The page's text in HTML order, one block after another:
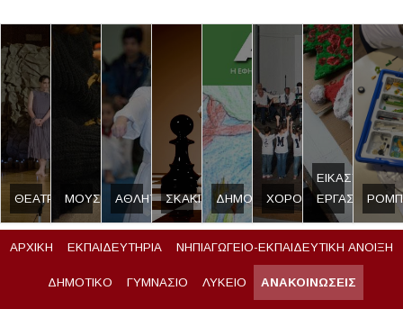
ΘΕΑΤΡΟ ΜΟΥΣΙΚΗΑΘΛΗΤΙΣΜΟΣ
ΣΚΑΚΙ ΔΗΜΟΣΙΟΓΡΑΦΙΑ
ΧΟΡΟΣ
ΕΙΚΑΣΤΙΚΟ
ΕΡΓΑΣΤΗΡΙ
ΑΡΧΙΚΗ ΕΚΠΑΙΔΕΥΤΗΡΙΑ ΝΗΠΙΑΓΩΓΕΙΟ-ΕΚΠΑΙΔΕΥΤΙΚΗ ΑΝΟΙΞΗ
ΔΗΜΟΤΙΚΟ ΓΥΜΝΑΣΙΟ ΛΥΚΕΙΟ ΑΝΑΚΟΙΝΩΣΕΙΣ